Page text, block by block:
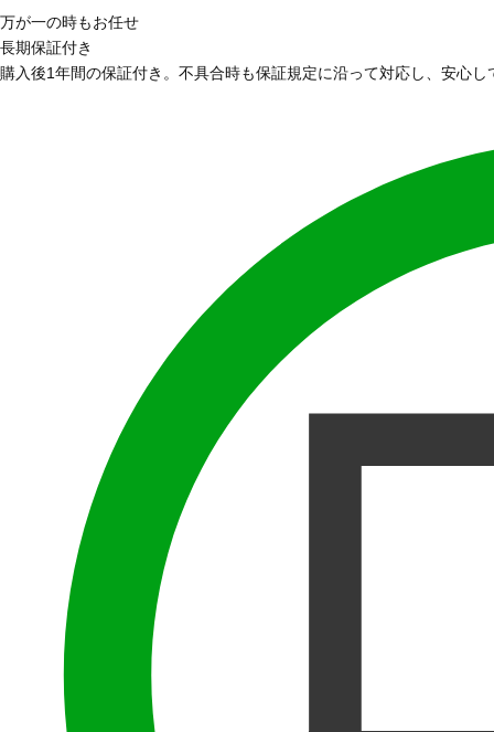
万が一の時もお任せ
長期保証付き
購入後1年間の保証付き。不具合時も保証規定に沿って対応し、安心